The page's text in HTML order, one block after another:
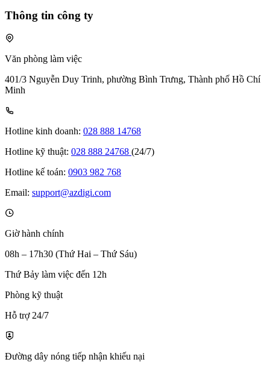
Thông tin công ty
Văn phòng làm việc
401/3 Nguyễn Duy Trinh, phường Bình Trưng, Thành phố Hồ Chí
Minh
Hotline kinh doanh: 028 888 14768
Hotline kỹ thuật: 028 888 24768 (24/7)
Hotline kế toán: 0903 982 768
Email: support@azdigi.com
Giờ hành chính
08h – 17h30 (Thứ Hai – Thứ Sáu)
Thứ Bảy làm việc đến 12h
Phòng kỹ thuật
Hỗ trợ 24/7
Đường dây nóng tiếp nhận khiếu nại